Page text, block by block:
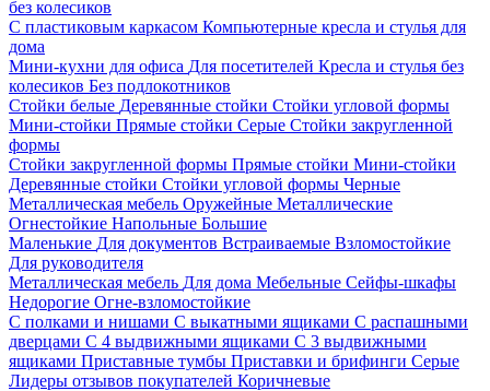
без колесиков
С пластиковым каркасом Компьютерные кресла и стулья для
дома
Мини-кухни для офиса Для посетителей Кресла и стулья без
колесиков Без подлокотников
Стойки белые Деревянные стойки Стойки угловой формы
Мини-стойки Прямые стойки Серые Стойки закругленной
формы
Стойки закругленной формы Прямые стойки Мини-стойки
Деревянные стойки Стойки угловой формы Черные
Металлическая мебель Оружейные Металлические
Огнестойкие Напольные Большие
Маленькие Для документов Встраиваемые Взломостойкие
Для руководителя
Металлическая мебель Для дома Мебельные Сейфы-шкафы
Недорогие Огне-взломостойкие
С полками и нишами С выкатными ящиками С распашными
дверцами С 4 выдвижными ящиками С 3 выдвижными
ящиками Приставные тумбы Приставки и брифинги Серые
Лидеры отзывов покупателей Коричневые